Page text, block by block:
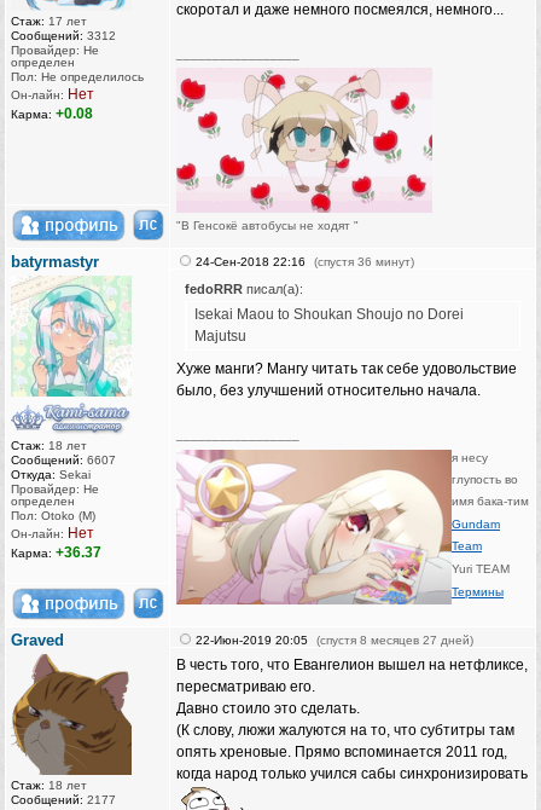
Стаж: 17 лет
Сообщений: 3312
Провайдер: Не
определен
Пол: Не определилось
Он-лайн: Нет
Карма: +0.08
скоротал и даже немного посмеялся, немного...
"В Генсокё автобусы не ходят "
batyrmastyr
Стаж: 18 лет
Сообщений: 6607
Откуда: Sekai
Провайдер: Не
определен
Пол: Otoko (M)
Он-лайн: Нет
Карма: +36.37
24-Сен-2018 22:16 (спустя 36 минут)
fedoRRR писал(а):
Isekai Maou to Shoukan Shoujo no Dorei
Majutsu
Хуже манги? Мангу читать так себе удовольствие
было, без улучшений относительно начала.
я несу
глупость во
имя бака-тим
Gundam
Team
Yuri TEAM
Термины
Graved
Стаж: 18 лет
Сообщений: 2177
22-Июн-2019 20:05 (спустя 8 месяцев 27 дней)
В честь того, что Евангелион вышел на нетфликсе,
пересматриваю его.
Давно стоило это сделать.
(К слову, люжи жалуются на то, что субтитры там
опять хреновые. Прямо вспоминается 2011 год,
когда народ только учился сабы синхронизировать